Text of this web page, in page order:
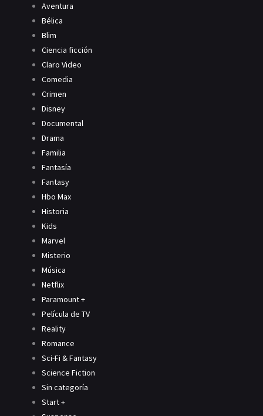
Aventura
Bélica
Blim
Ciencia ficción
Claro Video
Comedia
Crimen
Disney
Documental
Drama
Familia
Fantasía
Fantasy
Hbo Max
Historia
Kids
Marvel
Misterio
Música
Netflix
Paramount +
Película de TV
Reality
Romance
Sci-Fi & Fantasy
Science Fiction
Sin categoría
Start +